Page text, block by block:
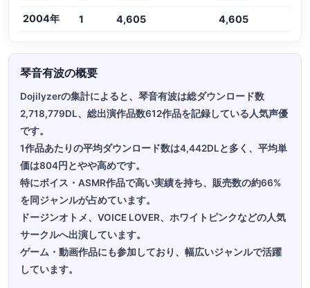
2004年 1 4,605 4,605
琴音有波の概要
Dojilyzerの集計によると、琴音有波は総ダウンロード数
2,718,779DL、総出演作品数612作品を記録している人気声優
です。
1作品あたりの平均ダウンロード数は4,442DLと多く、平均単
価は804円とやや高めです。
特にボイス・ASMR作品で高い実績を持ち、販売数の約66%
を同ジャンルが占めています。
ドージンオトメ、VOICE LOVER、ホワイトピンクなどの人気
サークルへ出演しています。
ゲーム・動画作品にも参加しており、幅広いジャンルで活躍
しています。